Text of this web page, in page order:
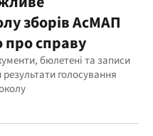
зборів АсМАП
справу
бюлетені та записи
результати голосування